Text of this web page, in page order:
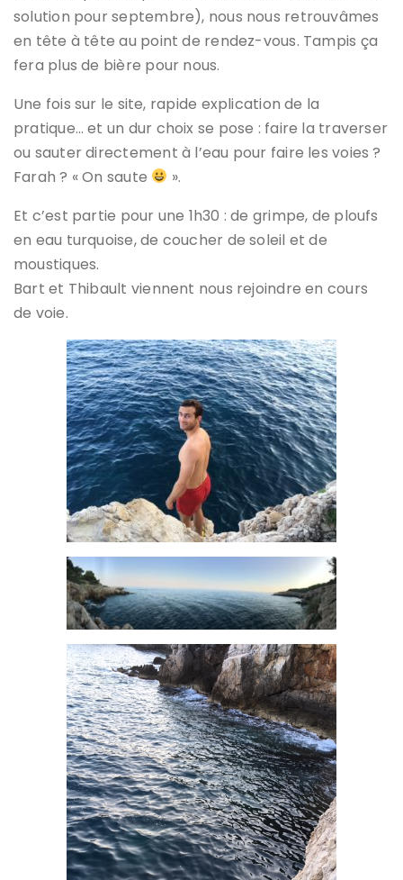
solution pour septembre), nous nous retrouvâmes
en tête à tête au point de rendez-vous. Tampis ça
fera plus de bière pour nous.
Une fois sur le site, rapide explication de la
pratique… et un dur choix se pose : faire la traverser
ou sauter directement à l’eau pour faire les voies ?
Farah ? « On saute
».
Et c’est partie pour une 1h30 : de grimpe, de ploufs
en eau turquoise, de coucher de soleil et de
moustiques.
Bart et Thibault viennent nous rejoindre en cours
de voie.